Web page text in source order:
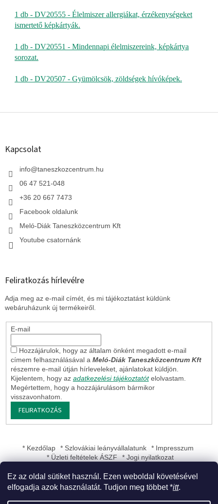
Ez az oldal sütiket használ. Ezen weboldal követésével
elfogadja azok használatát. Tudjon meg többet *itt.
1 db - DV20555 - Élelmiszer allergiákat, érzékenységeket
ismertető képkártyák.
1 db - DV20551 - Mindennapi élelmiszereink, képkártya
sorozat.
1 db - DV20507 - Gyümölcsök, zöldségek hívóképek.
L
Kapcsolat
info@taneszkozcentrum.hu
06 47 521-048
+36 20 667 7473
Facebook oldalunk
Meló-Diák Taneszközcentrum Kft
Youtube csatornánk
Feliratkozás hírlevélre
Adja meg az e-mail címét, és mi tájékoztatást küldünk
webáruházunk új termékeiről.
E-mail
Hozzájárulok, hogy az általam önként megadott e-mail
címem felhasználásával a Meló-Diák Taneszközcentrum Kft
részemre e-mail útján hírleveleket, ajánlatokat küldjön.
Kijelentem, hogy az adatkezelési tájékoztatót elolvastam.
Megértettem, hogy a hozzájárulásom bármikor
visszavonhatom.
FELIRATKOZÁS
* Kezdőlap * Szlovákiai leányvállalatunk
* Impresszum
* Üzleti feltételek ÁSZF
* Jogi nyilatkozat